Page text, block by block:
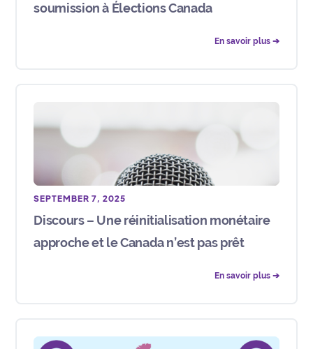
soumission à Élections Canada
En savoir plus ➔
SEPTEMBER 7, 2025
Discours – Une réinitialisation monétaire
approche et le Canada n’est pas prêt
En savoir plus ➔